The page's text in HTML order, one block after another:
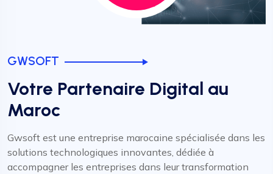
GWSOFT
Votre Partenaire Digital au
Maroc
Gwsoft est une entreprise marocaine spécialisée dans les
solutions technologiques innovantes, dédiée à
accompagner les entreprises dans leur transformation